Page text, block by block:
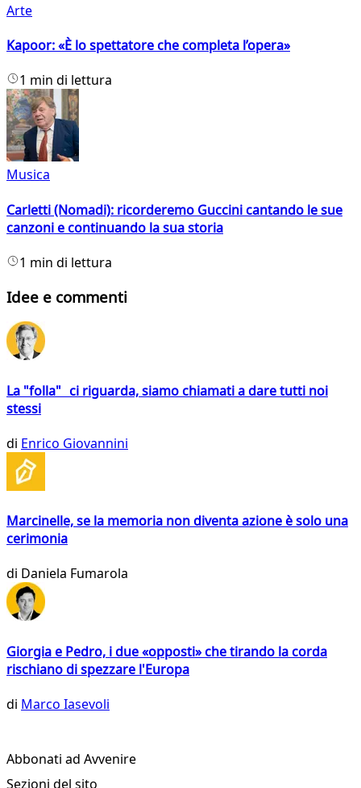
Arte
Kapoor: «È lo spettatore che completa l’opera»
1 min di lettura
Musica
Carletti (Nomadi): ricorderemo Guccini cantando le sue
canzoni e continuando la sua storia
1 min di lettura
Idee e commenti
La "folla" ci riguarda, siamo chiamati a dare tutti noi
stessi
di Enrico Giovannini
Marcinelle, se la memoria non diventa azione è solo una
cerimonia
di Daniela Fumarola
Giorgia e Pedro, i due «opposti» che tirando la corda
rischiano di spezzare l'Europa
di Marco Iasevoli
Abbonati ad Avvenire
Sezioni del sito